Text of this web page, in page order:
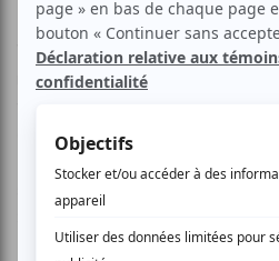
Le collège Momontrency et
Vous aimez lâcher votre fou,
nuit, découvrir de nouveaux
édition du Festival des
Montmorency que Scène1425
spectacle Omnikrom, Ghislain